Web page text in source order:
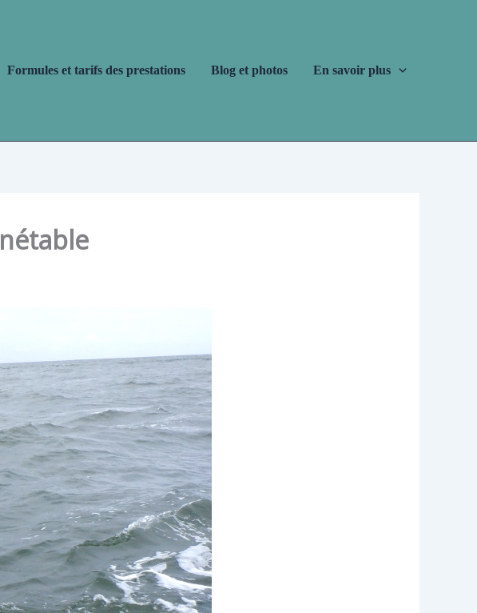
Formules et tarifs des prestations Blog et photos En savoir plus